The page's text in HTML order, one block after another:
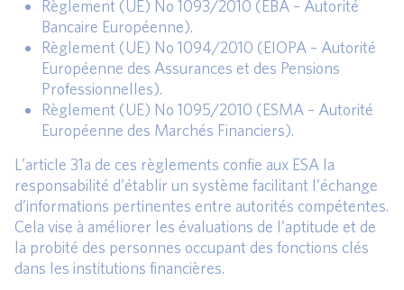
Règlement (UE) No 1093/2010 (EBA – Autorité
Bancaire Européenne).
Règlement (UE) No 1094/2010 (EIOPA – Autorité
Européenne des Assurances et des Pensions
Professionnelles).
Règlement (UE) No 1095/2010 (ESMA – Autorité
Européenne des Marchés Financiers).
L’article 31a de ces règlements confie aux ESA la
responsabilité d’établir un système facilitant l’échange
d’informations pertinentes entre autorités compétentes.
Cela vise à améliorer les évaluations de l’aptitude et de
la probité des personnes occupant des fonctions clés
dans les institutions financières.